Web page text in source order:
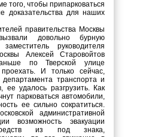
того, чтобы припарковаться
доказательства для наших
правительства Москвы
довольно бурную
руководителя
Алексей Старовойтов
по Тверской улице
И только сейчас,
департамента транспорта и
ее удалось разгрузить. Как
парковаться автомобили,
ее сильно сократиться.
административной
возможность эвакуации
из под знака,